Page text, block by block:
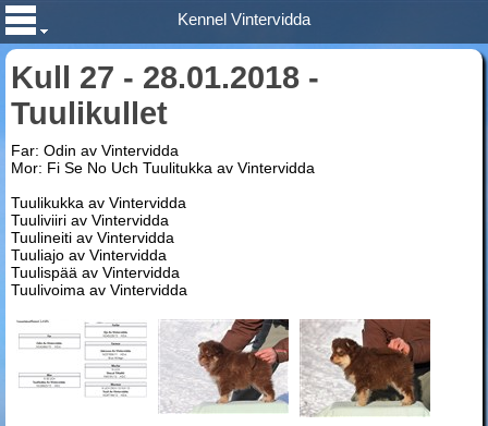
Kennel Vintervidda
Kull 27 - 28.01.2018 -
Tuulikullet
Far: Odin av Vintervidda
Mor: Fi Se No Uch Tuulitukka av Vintervidda
Tuulikukka av Vintervidda
Tuuliviiri av Vintervidda
Tuulineiti av Vintervidda
Tuuliajo av Vintervidda
Tuulispää av Vintervidda
Tuulivoima av Vintervidda